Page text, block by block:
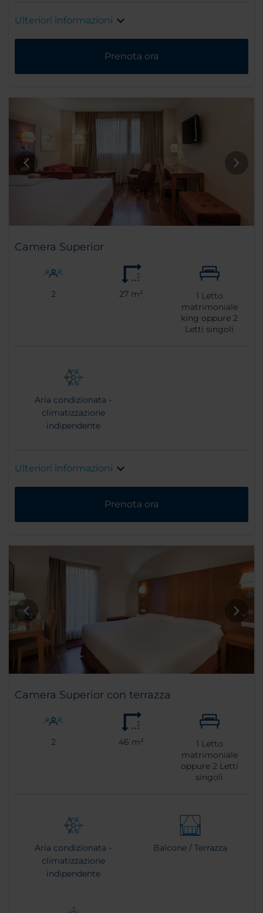
Ulteriori informazioni
Prenota ora
Camera Superior
2 27 m² 1 Letto
matrimoniale
king oppure2
Letti singoli
Aria condizionata -
climatizzazione
indipendente
Ulteriori informazioni
Prenota ora
Camera Superior con terrazza
2 46 m² 1 Letto
matrimoniale
oppure 2 Letti
singoli
Aria condizionata -
climatizzazione
indipendente
Balcone / Terrazza